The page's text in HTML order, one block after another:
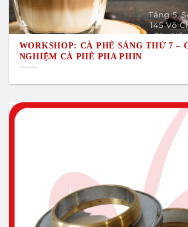
WORKSHOP: CÀ PHÊ SÁNG THỨ 7 –
NGHIỆM CÀ PHÊ PHA PHIN